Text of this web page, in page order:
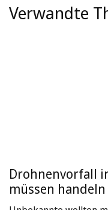
Verwandte
Drohnenvorfall
müssen handeln